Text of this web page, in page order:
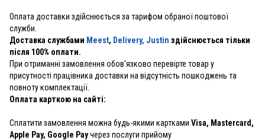
Оплата доставки здійснюється за тарифом обраної поштової
служби.
Доставка службами Meest, Delivery, Justin здійснюється тільки
після 100% оплати.
При отриманні замовлення обов'язково перевірте товар у
присутності працівника доставки на відсутність пошкоджень та
повноту комплектації.
Оплата карткою на сайті:
Сплатити замовлення можна будь-якими картками Visa, Mastercard,
Apple Pay, Google Payчерез послуги прийому